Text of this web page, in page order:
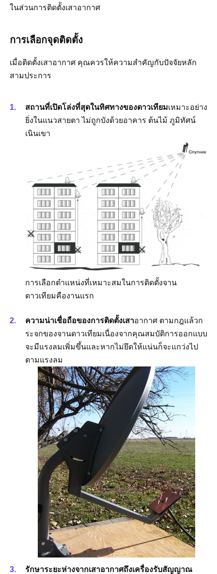
ในส่วนการติดตั้งเสาอากาศ
การเลือกจุดติดตั้ง
เมื่อติดตั้งเสาอากาศ คุณควรให้ความสำคัญกับปัจจัยหลัก
สามประการ
สถานที่เปิดโล่งที่สุดในทิศทางของดาวเทียมเหมาะอย่าง
ยิ่งในแนวสายตา ไม่ถูกบังด้วยอาคาร ต้นไม้ ภูมิทัศน์
เนินเขา
การเลือกตำแหน่งที่เหมาะสมในการติดตั้งจาน
ดาวเทียมคืองานแรก
ความน่าเชื่อถือของการติดตั้งเสาอากาศ ตามกฎแล้วก
ระจกของจานดาวเทียมเนื่องจากคุณสมบัติการออกแบบ
จะมีแรงลมเพิ่มขึ้นและหากไม่ยึดให้แน่นก็จะแกว่งไป
ตามแรงลม
รักษาระยะห่างจากเสาอากาศถึงเครื่องรับสัญญาณ